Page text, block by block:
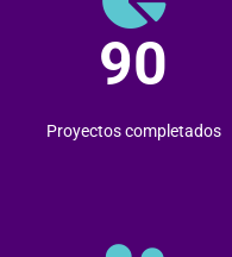
90
Proyectos completados